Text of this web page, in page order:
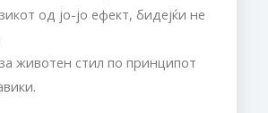
од јо-јо ефект, бидејќи не
животен стил по принципот